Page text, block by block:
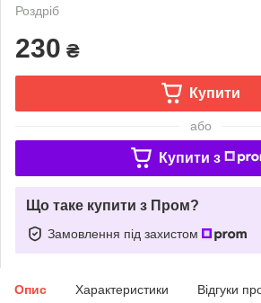
Роздріб
230 ₴
Купити
або
Купити з
Що таке купити з Пром?
Замовлення під захистом
Опис Характеристики Відгуки